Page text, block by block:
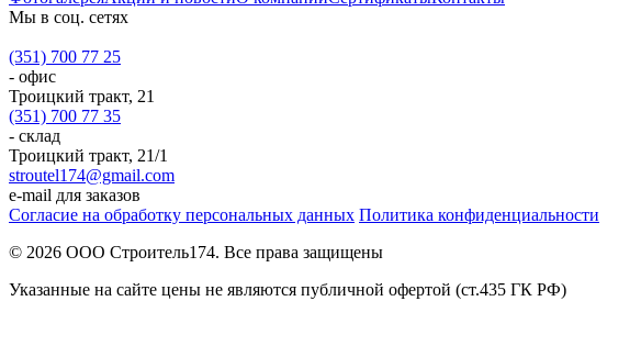
Мы в соц. сетях
(351) 700 77 25
- офис
Троицкий тракт, 21
(351) 700 77 35
- склад
Троицкий тракт, 21/1
stroutel174@gmail.com
e-mail для заказов
Согласие на обработку персональных данных Политика конфиденциальности
© 2026 ООО Строитель174. Все права защищены
Указанные на сайте цены не являются публичной офертой (ст.435 ГК РФ)